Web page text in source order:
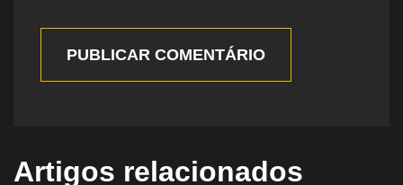
PUBLICAR COMENTÁRIO
Artigos relacionados